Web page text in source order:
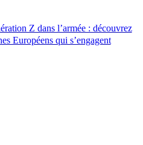
Z dans l’armée : découvrez
Européens qui s’engagent